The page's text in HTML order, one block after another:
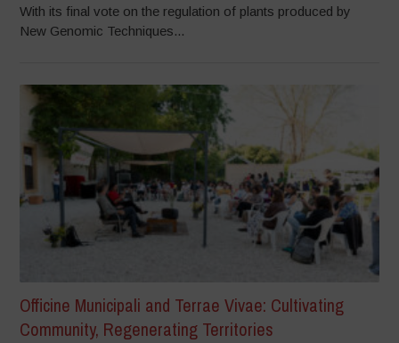
With its final vote on the regulation of plants produced by
New Genomic Techniques...
Officine Municipali and Terrae Vivae: Cultivating
Community, Regenerating Territories